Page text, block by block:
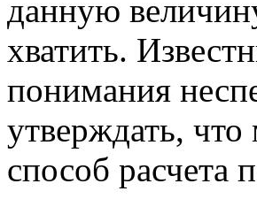
данную
хватить.
понимания
утверждать,
способ расчета